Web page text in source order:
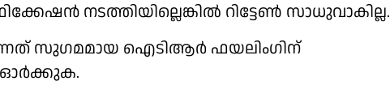
നടത്തിയില്ലെങ്കിൽ റിട്ടേൺ സാധുവാകില്ല.
സുഗമമായ ഐടിആർ ഫയലിംഗിന്
ഓര്‍ക്കുക.